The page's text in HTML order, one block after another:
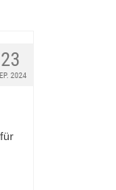
23
2024